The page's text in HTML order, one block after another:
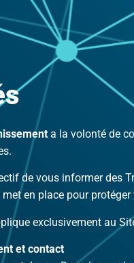
a la volonté de
de vous informer des
en place pour
exclusivement au
et contact